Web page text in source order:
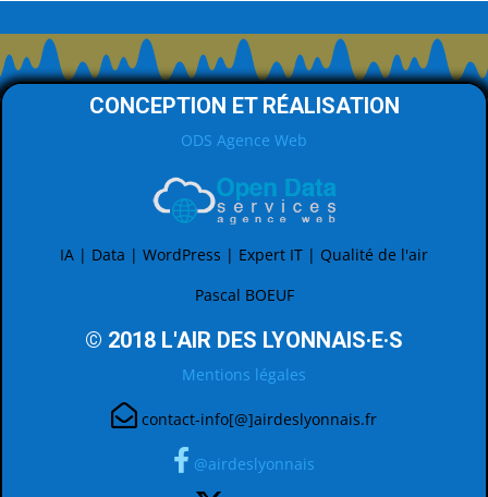
CONCEPTION ET RÉALISATION
ODS Agence Web
IA | Data | WordPress | Expert IT | Qualité de l'air
Pascal BOEUF
© 2018 L'AIR DES LYONNAIS·E·S
Mentions légales
contact-info[@]airdeslyonnais.fr
@airdeslyonnais